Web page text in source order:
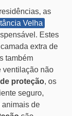
as
Velha
Estes
extra de
também
ventilação não
proteção, os
seguro,
animais de